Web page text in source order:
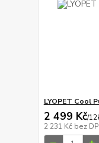
LYOPET Cool
2 499 Kč/
2 231 Kč bez